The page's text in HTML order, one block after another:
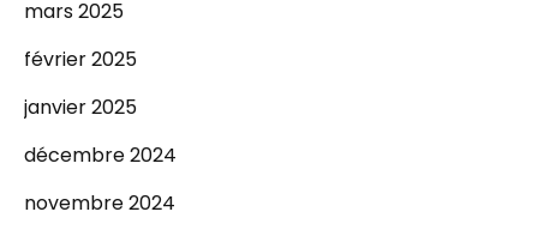
mars 2025
février 2025
janvier 2025
décembre 2024
novembre 2024